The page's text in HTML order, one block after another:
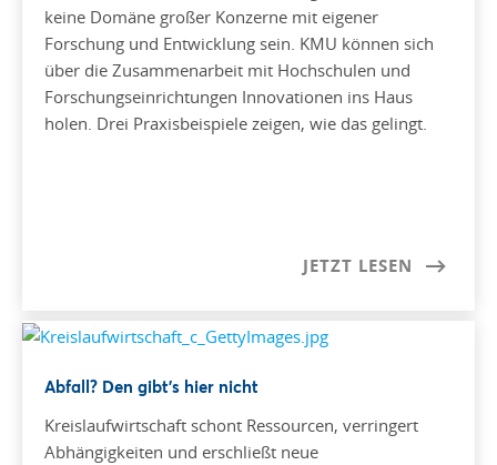
keine Domäne großer Konzerne mit eigener
Forschung und Entwicklung sein. KMU können sich
über die Zusammenarbeit mit Hochschulen und
Forschungseinrichtungen Innovationen ins Haus
holen. Drei Praxisbeispiele zeigen, wie das gelingt.
JETZT LESEN
Abfall? Den gibt’s hier nicht
Kreislaufwirtschaft schont Ressourcen, verringert
Abhängigkeiten und erschließt neue